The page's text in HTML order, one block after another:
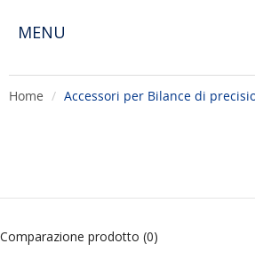
MENU
Home Accessori per Bilance di
Comparazione prodotto (0)